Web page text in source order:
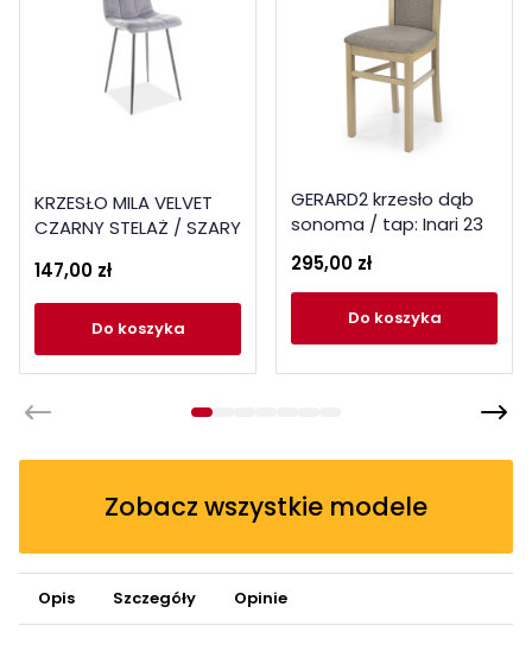
KRZESŁO MILA VELVET
CZARNY STELAŻ / SZARY
147,00 zł
do koszyka
GERARD2 krzesło dąb
sonoma / tap: Inari 23
295,00 zł
do koszyka
Zobacz wszystkie modele
Opis Szczegóły Opinie